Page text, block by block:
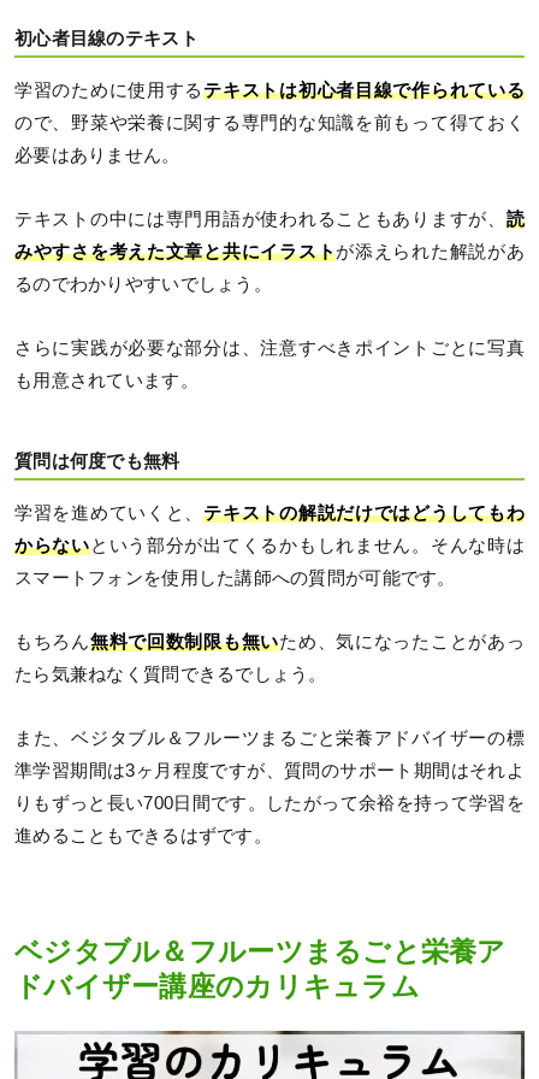
初心者目線のテキスト
学習のために使用するテキストは初心者目線で作られている
ので、野菜や栄養に関する専門的な知識を前もって得ておく
必要はありません。
テキストの中には専門用語が使われることもありますが、 読
みやすさを考えた文章と共にイラストが添えられた解説があ
るのでわかりやすいでしょう。
さらに実践が必要な部分は、注意すべきポイントごとに写真
も用意されています。
質問は何度でも無料
学習を進めていくと、テキストの解説だけではどうしてもわ
からないという部分が出てくるかもしれません。そんな時は
スマートフォンを使用した講師への質問が可能です。
もちろん無料で回数制限も無いため、気になったことがあっ
たら気兼ねなく質問できるでしょう。
また、ベジタブル＆フルーツまるごと栄養アドバイザーの標
準学習期間は3ヶ月程度ですが、質問のサポート期間はそれよ
りもずっと長い700日間です。したがって余裕を持って学習を
進めることもできるはずです。
ベジタブル＆フルーツまるごと栄養ア
ドバイザー講座のカリキュラム